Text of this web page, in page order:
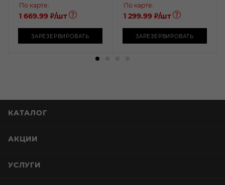
По карте:
1 669.99 ₽/шт
ЗАРЕЗЕРВИРОВАТЬ
По карте:
1 299.99 ₽/шт
ЗАРЕЗЕРВИРОВАТЬ
КАТАЛОГ
АКЦИИ
УСЛУГИ